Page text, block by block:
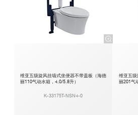
维亚五级旋风挂墙式坐便器不带盖板（海德
丽110气动水箱，4.0/5.8升）
K-33175T-NSN4-0
维亚五
丽201气